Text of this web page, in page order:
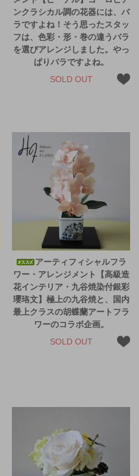
ンクラシカル調の花器には、バ
ラですよね！そう思ったスタッ
フは、色彩・形・巻の違うバラ
を選びアレンジしました。やっ
ぱりバラですよね。
SOLD OUT
アーティフィシャルフラ
ワー・アレンジメント【高級造
花インテリア・九谷焼染付銀彩
瓔珞文】極上の九谷焼と、国内
最上クラスの胡蝶蘭アートフラ
ワーのコラボ企画。
SOLD OUT